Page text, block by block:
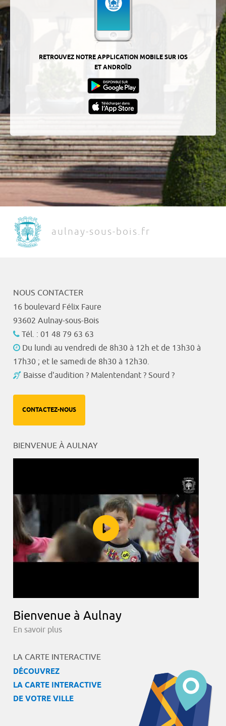
RETROUVEZ NOTRE APPLICATION MOBILE SUR IOS
ET ANDROÏD
aulnay-sous-bois.fr
NOUS CONTACTER
16 boulevard Félix Faure
93602 Aulnay-sous-Bois
Tél. : 01 48 79 63 63
Du lundi au vendredi de 8h30 à 12h et de 13h30 à
17h30 ; et le samedi de 8h30 à 12h30.
Baisse d'audition ? Malentendant ? Sourd ?
CONTACTEZ-NOUS
BIENVENUE À AULNAY
Bienvenue à Aulnay
En savoir plus
LA CARTE INTERACTIVE
DÉCOUVREZ
LA CARTE INTERACTIVE
DE VOTRE VILLE